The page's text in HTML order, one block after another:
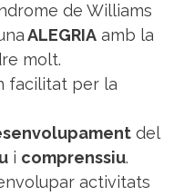
de Williams
ALEGRIA amb la
molt.
facilitat per la
del
i comprenssiu.
activitats